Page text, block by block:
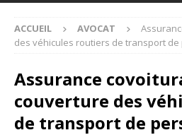
ACCUEIL AVOCAT
des véhicules routiers de transport
Assurance
couverture des
de transport de